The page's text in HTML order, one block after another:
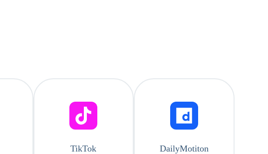
TikTok DailyMotiton